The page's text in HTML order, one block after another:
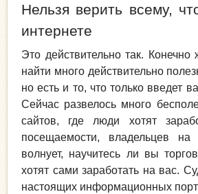
Нельзя верить всему,
интернете
Это действительно так.
найти много действительно
но есть и то, что только введет
Сейчас развелось много
сайтов, где люди хотят
посещаемости, владельцев
волнует, научитесь ли вы
хотят сами заработать на вас.
настоящих информационных